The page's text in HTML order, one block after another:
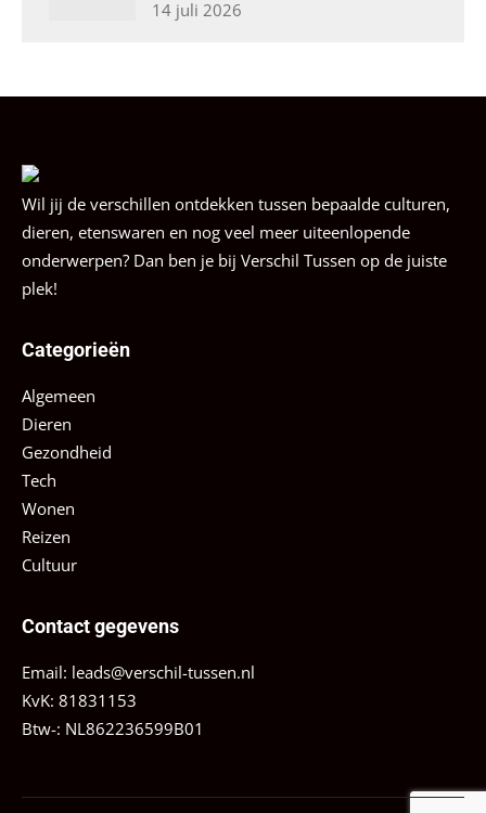
14 juli 2026
Wil jij de verschillen ontdekken tussen bepaalde culturen,
dieren, etenswaren en nog veel meer uiteenlopende
onderwerpen? Dan ben je bij Verschil Tussen op de juiste
plek!
Categorieën
Algemeen
Dieren
Gezondheid
Tech
Wonen
Reizen
Cultuur
Contact gegevens
Email: leads@verschil-tussen.nl
KvK: 81831153
Btw-: NL862236599B01